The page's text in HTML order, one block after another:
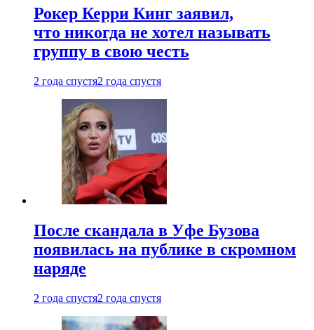
Рокер Керри Кинг заявил,
что никогда не хотел называть
группу в свою честь
2 года спустя2 года спустя
После скандала в Уфе Бузова
появилась на публике в скромном
наряде
2 года спустя2 года спустя